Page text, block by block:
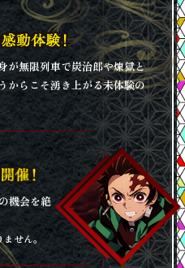
が無限列車で炭治郎や煉獄と
からこそ湧き上がる未体験の
機会を絶
せん。